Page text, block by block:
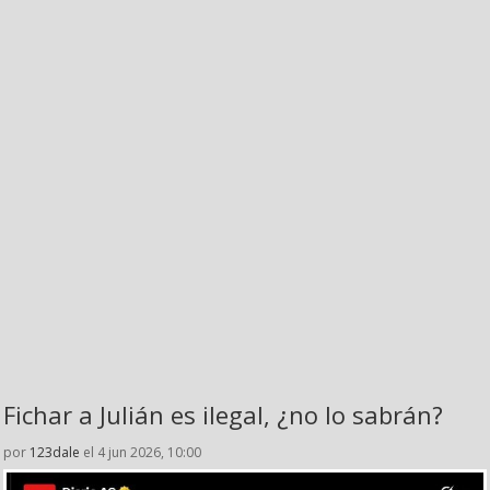
Fichar a Julián es ilegal, ¿no lo sabrán?
por 123dale el 4 jun 2026, 10:00